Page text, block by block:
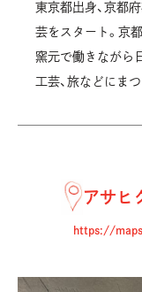
東京都出身、京都
芸をスタート。京
窯元で働きながら
工芸、旅などにま
アサヒ
https://